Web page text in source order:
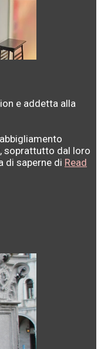
e addetta alla
soprattutto dal loro
di saperne di Read